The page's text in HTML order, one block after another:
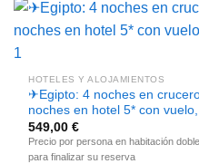
HOTELES Y ALOJAMIENTOS
✈Egipto: 4 noches en
noches en hotel 5* con
549,00€
Precio por persona en habitación
para finalizar su reserva